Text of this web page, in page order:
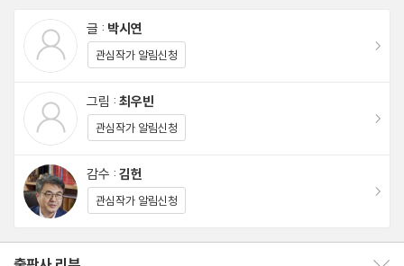
글 : 박시연
관심작가 알림신청
그림 : 최우빈
관심작가 알림신청
감수 : 김헌
관심작가 알림신청